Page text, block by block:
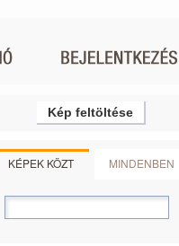
Kép feltöltése
KÉPEK KÖZT MINDENBEN